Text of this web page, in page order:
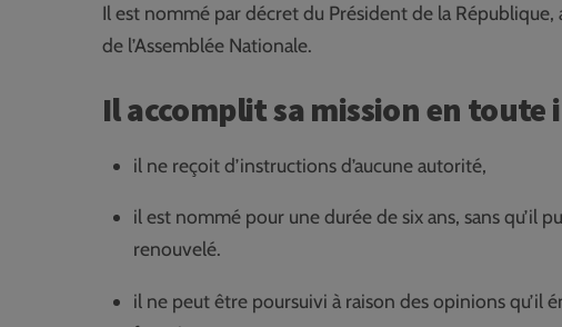
Il est nommé par décret du Président de la
de l’Assemblée Nationale.
Il accomplit sa mission en toute
il ne reçoit d’instructions d’aucune autorité,
il est nommé pour une durée de six ans, sans qu’il
renouvelé.
il ne peut être poursuivi à raison des opinions qu’il